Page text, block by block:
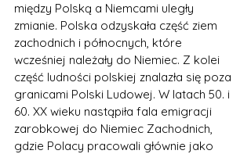
między Polską a Niemcami uległy
zmianie. Polska odzyskała część ziem
zachodnich i północnych, które
wcześniej należały do Niemiec. Z kolei
część ludności polskiej znalazła się poza
granicami Polski Ludowej. W latach 50. i
60. XX wieku nastąpiła fala emigracji
zarobkowej do Niemiec Zachodnich,
gdzie Polacy pracowali głównie jako